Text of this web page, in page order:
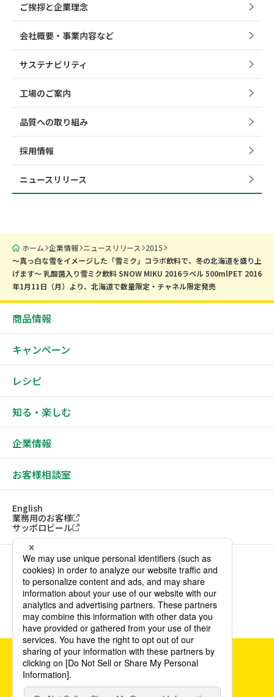
ご挨拶と企業理念
会社概要・事業内容など
サステナビリティ
工場のご案内
品質への取り組み
採用情報
ニュースリリース
ホーム 企業情報 ニュースリリース
2015
～真っ白な雪をイメージした「雪ミク」コラボ飲料で、冬の北海道を盛り上
げます～ 乳酸菌入り雪ミク飲料 SNOW MIKU 2016ラベル 500mlPET 2016
年1月11日（月）より、北海道で数量限定・チャネル限定発売
商品情報
キャンペーン
レシピ
知る・楽しむ
企業情報
お客様相談室
English
業務用のお客様
サッポロビール
ソーシャルメディアアカウント一覧
サイトご利用にあたってウェブアクセシビリティ方針
個人情報保護方針カスタマーハラスメント方針